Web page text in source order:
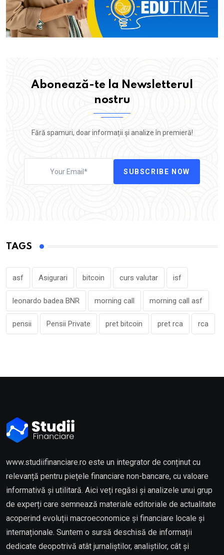
Abonează-te la Newsletterul
nostru
Fără spamuri, doar informații și analize în premieră!
SUBSCRIBE NOW
TAGS
asf Asigurari bitcoin curs valutar isf
leonardo badea BNR morning call morning call asf
pensii Pensii Private pret bitcoin pret rca rca
www.studiifinanciare.ro este un integrator de conținut cu
relevanță pentru piețele financiare non-bancare, cu valoare
informativă și utilitară. Aici veți regăsi și analizele unui grup
de experți care semnează materiale editoriale de actualitate
acoperind evoluții macroeconomice și financiare locale și
internaționale. Suntem o sursă deschisă de informații
dedicate deopotrivă atât jurnaliștilor, analiștilor, cât și